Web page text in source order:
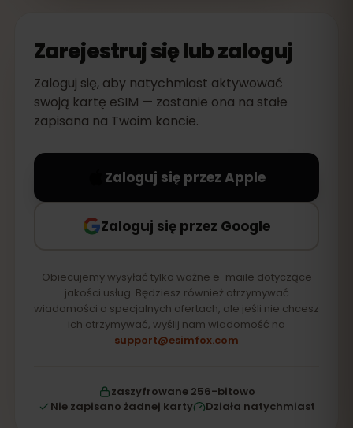
Zarejestruj się lub zaloguj
Zaloguj się, aby natychmiast aktywować
swoją kartę eSIM — zostanie ona na stałe
zapisana na Twoim koncie.
Zaloguj się przez Apple
Zaloguj się przez Google
Obiecujemy wysyłać tylko ważne e-maile dotyczące
jakości usług. Będziesz również otrzymywać
wiadomości o specjalnych ofertach, ale jeśli nie chcesz
ich otrzymywać, wyślij nam wiadomość na
support@esimfox.com
zaszyfrowane 256-bitowo
Nie zapisano żadnej karty
Działa natychmiast